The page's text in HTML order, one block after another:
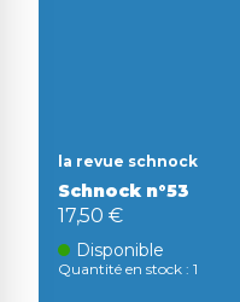
la revue schnock
Schnock n°53
17,50 €
Disponible
Quantité en stock : 1